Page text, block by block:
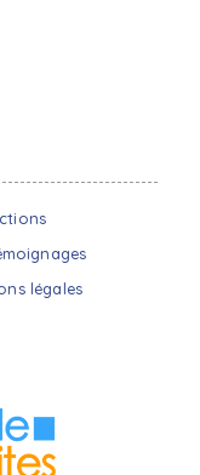
légales